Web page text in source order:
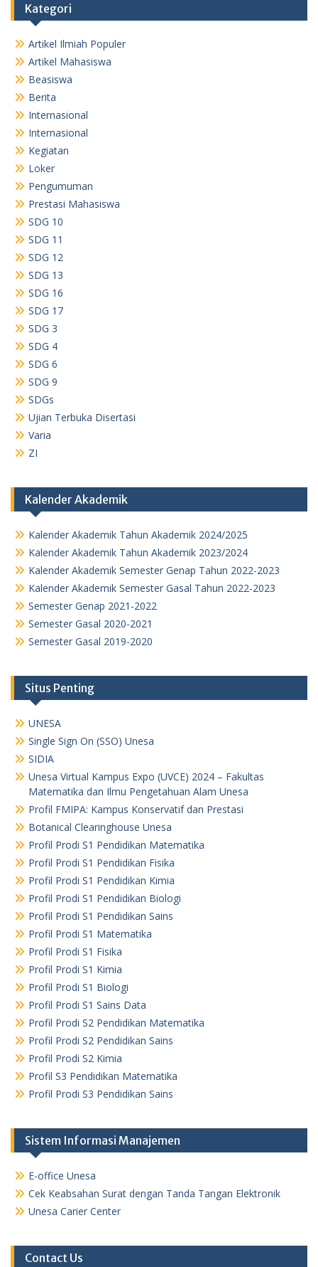
Kategori
Artikel Ilmiah Populer
Artikel Mahasiswa
Beasiswa
Berita
Internasional
Internasional
Kegiatan
Loker
Pengumuman
Prestasi Mahasiswa
SDG 10
SDG 11
SDG 12
SDG 13
SDG 16
SDG 17
SDG 3
SDG 4
SDG 6
SDG 9
SDGs
Ujian Terbuka Disertasi
Varia
ZI
Kalender Akademik
Kalender Akademik Tahun Akademik 2024/2025
Kalender Akademik Tahun Akademik 2023/2024
Kalender Akademik Semester Genap Tahun 2022-2023
Kalender Akademik Semester Gasal Tahun 2022-2023
Semester Genap 2021-2022
Semester Gasal 2020-2021
Semester Gasal 2019-2020
Situs Penting
UNESA
Single Sign On (SSO) Unesa
SIDIA
Unesa Virtual Kampus Expo (UVCE) 2024 – Fakultas
Matematika dan Ilmu Pengetahuan Alam Unesa
Profil FMIPA: Kampus Konservatif dan Prestasi
Botanical Clearinghouse Unesa
Profil Prodi S1 Pendidikan Matematika
Profil Prodi S1 Pendidikan Fisika
Profil Prodi S1 Pendidikan Kimia
Profil Prodi S1 Pendidikan Biologi
Profil Prodi S1 Pendidikan Sains
Profil Prodi S1 Matematika
Profil Prodi S1 Fisika
Profil Prodi S1 Kimia
Profil Prodi S1 Biologi
Profil Prodi S1 Sains Data
Profil Prodi S2 Pendidikan Matematika
Profil Prodi S2 Pendidikan Sains
Profil Prodi S2 Kimia
Profil S3 Pendidikan Matematika
Profil Prodi S3 Pendidikan Sains
Sistem Informasi Manajemen
E-office Unesa
Cek Keabsahan Surat dengan Tanda Tangan Elektronik
Unesa Carier Center
Contact Us